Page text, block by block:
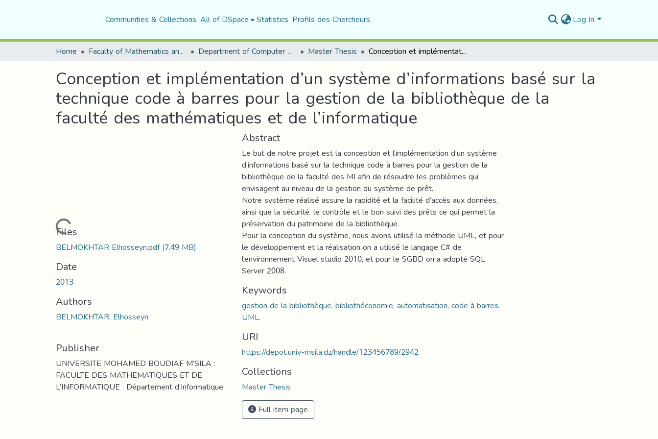
Communities & Collections All of DSpace Statistics Profils des Chercheurs Log In
Home Faculty of Mathematics and Computer Science Department of Computer Science Master Thesis Conception et implémentation d’un système d’informations basé sur la technique code à barres pour la gestion de la bibliothèque de la faculté des mathématiques et de l’informatique
Conception et implémentation d’un système d’informations basé sur la
technique code à barres pour la gestion de la bibliothèque de la
faculté des mathématiques et de l’informatique
Loading...
Files
BELMOKHTAR Elhosseyn.pdf(7.49 MB)
Date
2013
Authors
BELMOKHTAR, Elhosseyn
Publisher
UNIVERSITE MOHAMED BOUDIAF M’SILA :
FACULTE DES MATHEMATIQUES ET DE
L’INFORMATIQUE : Département d’Informatique
Abstract
Le but de notre projet est la conception et l’implémentation d’un système
d’informations basé sur la technique code à barres pour la gestion de la
bibliothèque de la faculté des MI afin de résoudre les problèmes qui
envisagent au niveau de la gestion du système de prêt.
Notre système réalisé assure la rapidité et la facilité d’accès aux données,
ainsi que la sécurité, le contrôle et le bon suivi des prêts ce qui permet la
préservation du patrimoine de la bibliothèque.
Pour la conception du système, nous avons utilisé la méthode UML, et pour
le développement et la réalisation on a utilisé le langage C# de
l’environnement Visuel studio 2010, et pour le SGBD on a adopté SQL
Server 2008.
Keywords
gestion de la bibliothèque, bibliothéconomie, automatisation, code à barres,
UML.
URI
https://depot.univ-msila.dz/handle/123456789/2942
Collections
Master Thesis
Full item page